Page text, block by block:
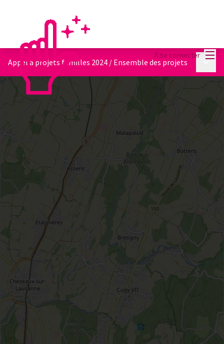
Se connecter
Appel à projets familles 2024 / Ensemble des projets